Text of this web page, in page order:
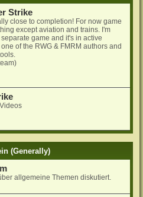
Strike
close to completion! For now game
except aviation and trains. I'm
game and it's in active
of the RWG & FMRM authors and
(Generally)
allgemeine Themen diskutiert.